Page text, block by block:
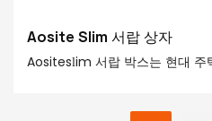
Aosite Slim 서랍 상자
Aositeslim 서랍 박스는 현대 주
합되어 다양한 공간에 대한 개인